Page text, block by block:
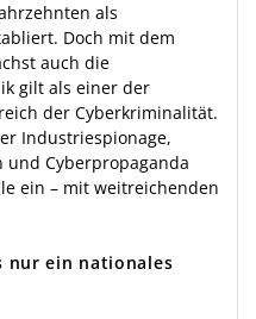
als
Doch mit dem
auch die
gilt als einer der
der Cyberkriminalität.
Industriespionage,
und Cyberpropaganda
ein – mit weitreichenden
nur ein nationales